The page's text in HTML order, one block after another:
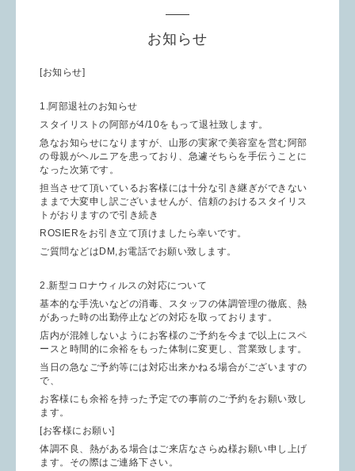
お知らせ
[お知らせ]
1.阿部退社のお知らせ
スタイリストの阿部が4/10をもって退社致します。
急なお知らせになりますが、山形の実家で美容室を営む阿部
の母親がヘルニアを患っており、急遽そちらを手伝うことに
なった次第です。
担当させて頂いているお客様には十分な引き継ぎができない
ままで大変申し訳ございませんが、信頼のおけるスタイリス
トがおりますので引き続き
ROSIERをお引き立て頂けましたら幸いです。
ご質問などはDM,お電話でお願い致します。
2.新型コロナウィルスの対応について
基本的な手洗いなどの消毒、スタッフの体調管理の徹底、熱
があった時の出勤停止などの対応を取っております。
店内が混雑しないようにお客様のご予約を今まで以上にスペ
ースと時間的に余裕をもった体制に変更し、営業致します。
当日の急なご予約等には対応出来かねる場合がございますの
で、
お客様にも余裕を持った予定での事前のご予約をお願い致し
ます。
[お客様にお願い]
体調不良、熱がある場合はご来店なさらぬ様お願い申し上げ
ます。その際はご連絡下さい。